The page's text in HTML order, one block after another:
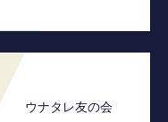
ウナタレ友の会